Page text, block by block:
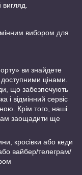
вибором для
ви знайдете
цінами.
що забезпечують
і відмінний сервіс
Крім того, наші
вам заощадити ще
кросівки або кеди
вайбер/телеграм/